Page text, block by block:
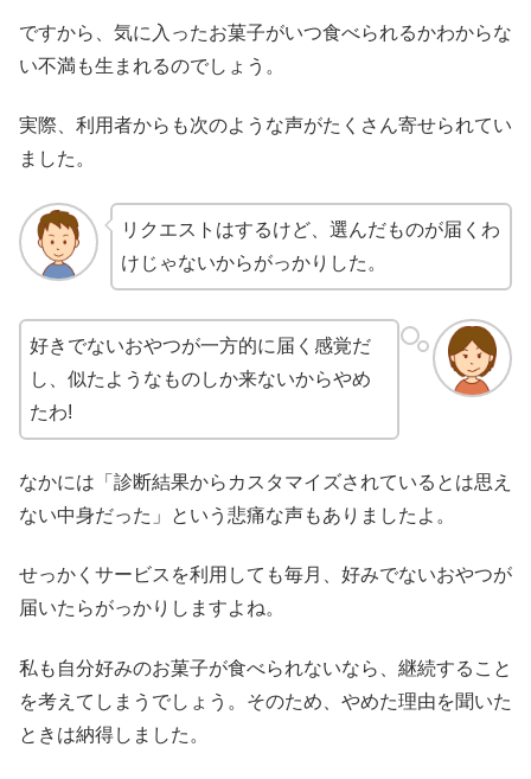
ですから、気に入ったお菓子がいつ食べられるかわからな
い不満も生まれるのでしょう。
実際、利用者からも次のような声がたくさん寄せられてい
ました。
リクエストはするけど、選んだものが届くわ
けじゃないからがっかりした。
好きでないおやつが一方的に届く感覚だ
し、似たようなものしか来ないからやめ
たわ!
なかには「診断結果からカスタマイズされているとは思え
ない中身だった」という悲痛な声もありましたよ。
せっかくサービスを利用しても毎月、好みでないおやつが
届いたらがっかりしますよね。
私も自分好みのお菓子が食べられないなら、継続すること
を考えてしまうでしょう。そのため、やめた理由を聞いた
ときは納得しました。